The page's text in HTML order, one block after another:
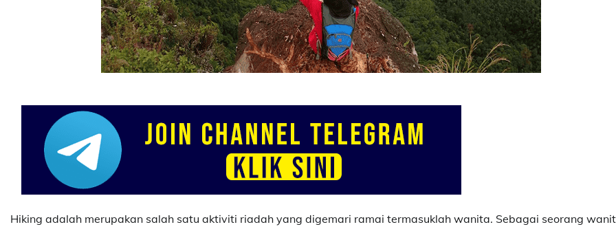
Hiking adalah merupakan salah satu aktiviti riadah yang digemari ramai termasuklah wanita. Sebagai seorang